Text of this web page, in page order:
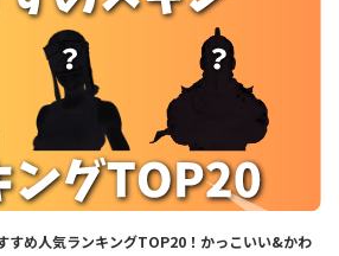
すめ人気ランキングTOP20！かっこいい&かわ